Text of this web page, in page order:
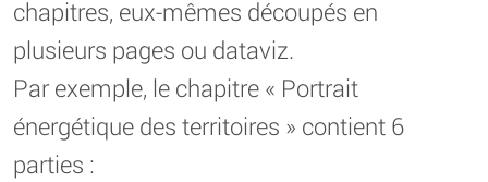
chapitres, eux-mêmes découpés en
plusieurs pages ou dataviz.
Par exemple, le chapitre « Portrait
énergétique des territoires » contient 6
parties :